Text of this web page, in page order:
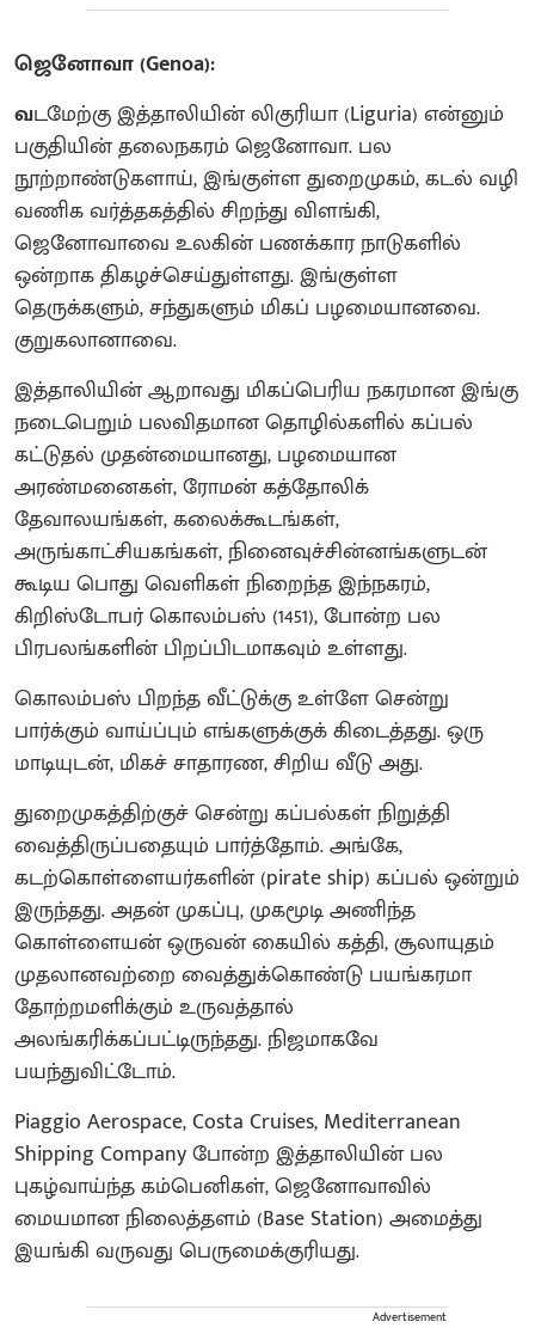
ஜெனோவா (Genoa):
வடமேற்கு இத்தாலியின் லிகுரியா (Liguria) என்னும்
பகுதியின் தலைநகரம் ஜெனோவா. பல
நூற்றாண்டுகளாய், இங்குள்ள துறைமுகம், கடல் வழி
வணிக வர்த்தகத்தில் சிறந்து விளங்கி,
ஜெனோவாவை உலகின் பணக்கார நாடுகளில்
ஒன்றாக திகழச்செய்துள்ளது. இங்குள்ள
தெருக்களும், சந்துகளும் மிகப் பழமையானவை.
குறுகலானாவை.
இத்தாலியின் ஆறாவது மிகப்பெரிய நகரமான இங்கு
நடைபெறும் பலவிதமான தொழில்களில் கப்பல்
கட்டுதல் முதன்மையானது, பழமையான
அரண்மனைகள், ரோமன் கத்தோலிக்
தேவாலயங்கள், கலைக்கூடங்கள்,
அருங்காட்சியகங்கள், நினைவுச்சின்னங்களுடன்
கூடிய பொது வெளிகள் நிறைந்த இந்நகரம்,
கிறிஸ்டோபர் கொலம்பஸ் (1451), போன்ற பல
பிரபலங்களின் பிறப்பிடமாகவும் உள்ளது.
கொலம்பஸ் பிறந்த வீட்டுக்கு உள்ளே சென்று
பார்க்கும் வாய்ப்பும் எங்களுக்குக் கிடைத்தது. ஒரு
மாடியுடன், மிகச் சாதாரண, சிறிய வீடு அது.
துறைமுகத்திற்குச் சென்று கப்பல்கள் நிறுத்தி
வைத்திருப்பதையும் பார்த்தோம். அங்கே,
கடற்கொள்ளையர்களின் (pirate ship) கப்பல் ஒன்றும்
இருந்தது. அதன் முகப்பு, முகமூடி அணிந்த
கொள்ளையன் ஒருவன் கையில் கத்தி, சூலாயுதம்
முதலானவற்றை வைத்துக்கொண்டு பயங்கரமா
தோற்றமளிக்கும் உருவத்தால்
அலங்கரிக்கப்பட்டிருந்தது. நிஜமாகவே
பயந்துவிட்டோம்.
Piaggio Aerospace, Costa Cruises, Mediterranean
Shipping Company போன்ற இத்தாலியின் பல
புகழ்வாய்ந்த கம்பெனிகள், ஜெனோவாவில்
மையமான நிலைத்தளம் (Base Station) அமைத்து
இயங்கி வருவது பெருமைக்குரியது.
Advertisement